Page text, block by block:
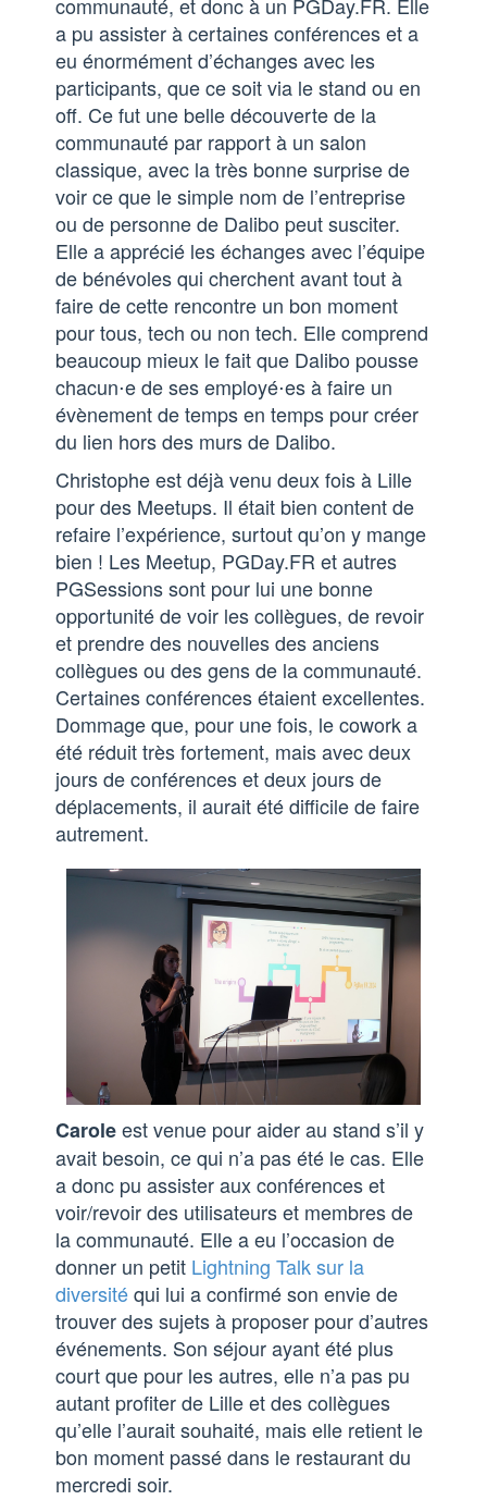
a pu assister à certaines conférences et a
eu énormément d’échanges avec les
participants, que ce soit via le stand ou en
off. Ce fut une belle découverte de la
communauté par rapport à un salon
classique, avec la très bonne surprise de
voir ce que le simple nom de l’entreprise
ou de personne de Dalibo peut susciter.
Elle a apprécié les échanges avec l’équipe
de bénévoles qui cherchent avant tout à
faire de cette rencontre un bon moment
pour tous, tech ou non tech. Elle comprend
beaucoup mieux le fait que Dalibo pousse
chacun⋅e de ses employé⋅es à faire un
évènement de temps en temps pour créer
du lien hors des murs de Dalibo.
Christophe est déjà venu deux fois à Lille
pour des Meetups. Il était bien content de
refaire l’expérience, surtout qu’on y mange
bien ! Les Meetup, PGDay.FR et autres
PGSessions sont pour lui une bonne
opportunité de voir les collègues, de revoir
et prendre des nouvelles des anciens
collègues ou des gens de la communauté.
Certaines conférences étaient excellentes.
Dommage que, pour une fois, le cowork a
été réduit très fortement, mais avec deux
jours de conférences et deux jours de
déplacements, il aurait été difficile de faire
autrement.
Caroleest venue pour aider au stand s’il y
avait besoin, ce qui n’a pas été le cas. Elle
a donc pu assister aux conférences et
voir/revoir des utilisateurs et membres de
la communauté. Elle a eu l’occasion de
donner un petit Lightning Talk sur la
diversitéqui lui a confirmé son envie de
trouver des sujets à proposer pour d’autres
événements. Son séjour ayant été plus
court que pour les autres, elle n’a pas pu
autant profiter de Lille et des collègues
qu’elle l’aurait souhaité, mais elle retient le
bon moment passé dans le restaurant du
mercredi soir.